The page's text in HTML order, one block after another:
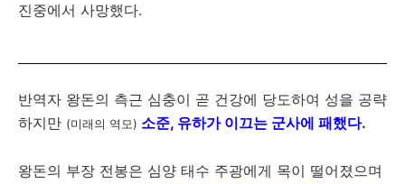
진중에서 사망했다.
반역자 왕돈의 측근 심충이 곧 건강에 당도하여 성을 공략
하지만 (미래의 역모) 소준, 유하가 이끄는 군사에 패했다.
왕돈의 부장 전봉은 심양 태수 주광에게 목이 떨어졌으며